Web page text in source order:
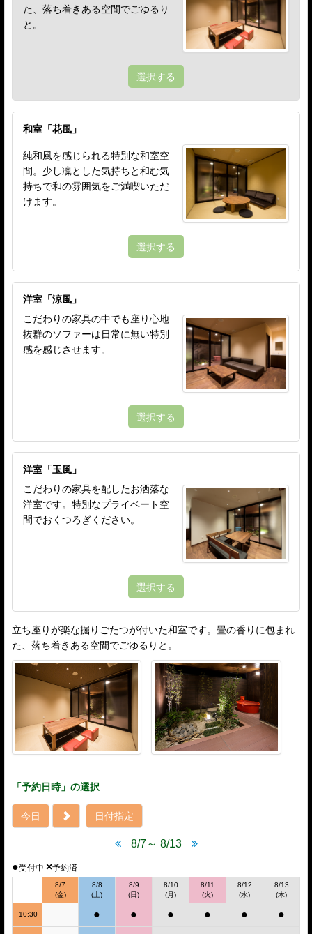
た、落ち着きある空間でごゆるり
と。
選択する
和室「花風」
純和風を感じられる特別な和室空
間。少し凜とした気持ちと和む気
持ちで和の雰囲気をご満喫いただ
けます。
選択する
洋室「涼風」
こだわりの家具の中でも座り心地
抜群のソファーは日常に無い特別
感を感じさせます。
選択する
洋室「玉風」
こだわりの家具を配したお洒落な
洋室です。特別なプライベート空
間でおくつろぎください。
選択する
立ち座りが楽な掘りごたつが付いた和室です。畳の香りに包まれ
た、落ち着きある空間でごゆるりと。
「予約日時」の選択
今日 日付指定
8/7～ 8/13
●受付中 ×予約済
8/7
(金)
8/8
(土)
8/9
(日)
8/10
(月)
8/11
(火)
8/12
(水)
8/13
(木)
10:30 ● ● ● ● ●
●